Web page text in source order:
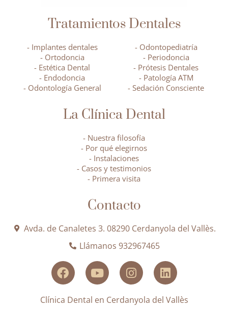
Tratamientos Dentales
- Implantes dentales
- Ortodoncia
- Estética Dental
- Endodoncia
- Odontología General
- Odontopediatría
- Periodoncia
- Prótesis Dentales
- Patología ATM
- Sedación Consciente
La Clínica Dental
- Nuestra filosofía
- Por qué elegirnos
- Instalaciones
- Casos y testimonios
- Primera visita
Contacto
Avda. de Canaletes 3. 08290 Cerdanyola del Vallès.
Llámanos 932967465
Clínica Dental en Cerdanyola del Vallès